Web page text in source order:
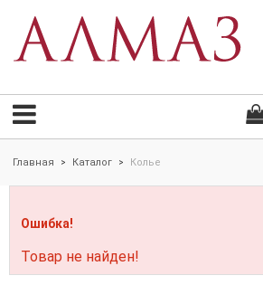
Главная > Каталог > Колье
Ошибка!
Товар не найден!